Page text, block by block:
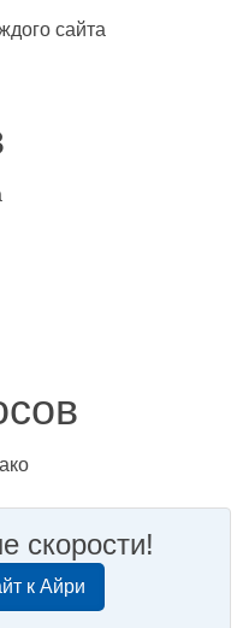
сайта
скорости!
к Айри